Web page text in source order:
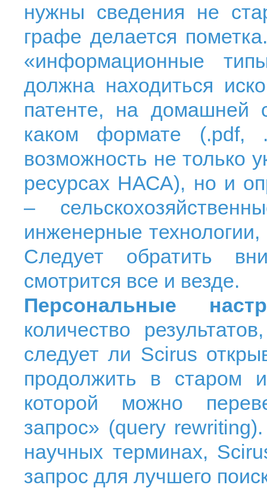
нужны сведения не
графе делается
«информационные
должна находиться
патенте, на домашней
каком формате (.pdf,
возможность не только
ресурсах НАСА), но и
–
инженерные
Следует обратить
смотрится все и везде.
Персональные
количество
следует ли Scirus
продолжить в старом
которой можно
запрос» (query rewriting
научных терминах,
запрос для лучшего